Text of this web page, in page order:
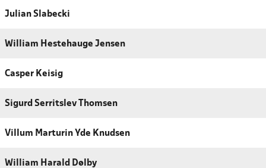
Julian Slabecki
William Hestehauge Jensen
Casper Keisig
Sigurd Serritslev Thomsen
Villum Marturin Yde Knudsen
William Harald Dølby